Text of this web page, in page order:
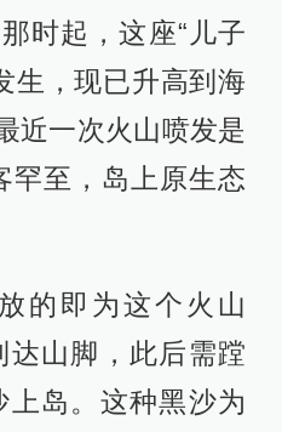
时起，这座“儿子
生，现已升高到海
近一次火山喷发是
罕至，岛上原生态
的即为这个火山
山脚，此后需蹚
岛。这种黑沙为